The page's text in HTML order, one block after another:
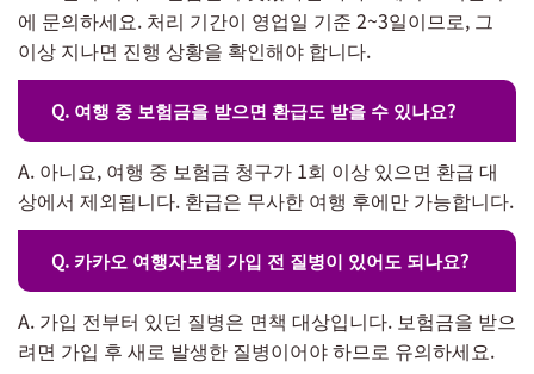
에 문의하세요. 처리 기간이 영업일 기준 2~3일이므로, 그
이상 지나면 진행 상황을 확인해야 합니다.
Q. 여행 중 보험금을 받으면 환급도 받을 수 있나요?
A. 아니요, 여행 중 보험금 청구가 1회 이상 있으면 환급 대
상에서 제외됩니다. 환급은 무사한 여행 후에만 가능합니다.
Q. 카카오 여행자보험 가입 전 질병이 있어도 되나요?
A. 가입 전부터 있던 질병은 면책 대상입니다. 보험금을 받으
려면 가입 후 새로 발생한 질병이어야 하므로 유의하세요.